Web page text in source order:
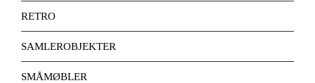
RETRO
SAMLEROBJEKTER
SMÅMØBLER